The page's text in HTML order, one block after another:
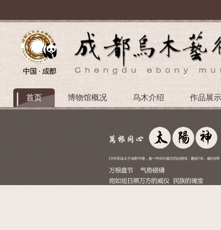
首页 博物馆概况 乌木介绍 作品展示